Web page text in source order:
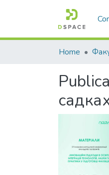
Home